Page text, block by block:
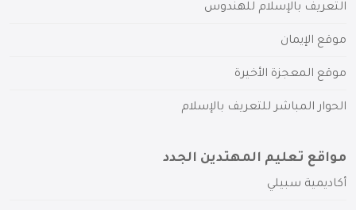
التعريف بالإسلام للهندوس
موقع الإيمان
موقع المعجزة الأخيرة
الحوار المباشر للتعريف بالإسلام
مواقع تعليم المهتدين الجدد
أكاديمية سبيلي